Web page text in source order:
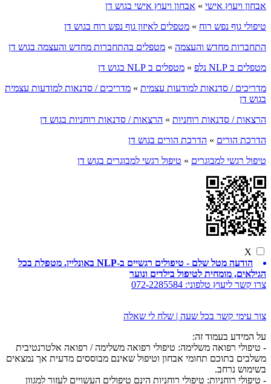
אבחון ויעוץ אישי » אבחון ויעוץ אישי בגוש דן
טיפולי גוף נפש רוח » מטפלים לאיזון גוף נפש רוח בגוש דן
התחברות מחדש והעצמה » מטפלים בהתחברות מחדש והעצמה בגוש דן
מטפלים ב NLP נלפ
» מטפלים ב NLP בגוש דן
מדריכים / סדנאות למודעות עצמית » מדריכים / סדנאות למודעות עצמית
בגוש דן
הרצאות / סדנאות רוחניות » הרצאות / סדנאות רוחניות בגוש דן
הדרכת הורים » הדרכת הורים בגוש דן
טיפול רגשי למבוגרים » טיפול רגשי למבוגרים בגוש דן
X
הודעה מטל שלם - טיפולים רגשיים ב-NLP באונליין. מטפלת בכל
הגילאים, מומחית לטיפול בילדים ונוער
צרו קשר ליעוץ טלפוני: 072-2285584
צור עימי קשר בכל שעה | שלח לי שאלה
על המידע בעמוד זה:
- טיפולי רפואה משלימה: טיפולי רפואה משלימה / רפואה אלטרנטיבית
משלבים בתוכם תחומי אבחון וטיפול שאינם מבוססים מדעית אך נמצאים
בשימוש נרחב.
- טיפולי רוחניות: טיפולי רוחניות הינם טיפולים העשויים לעזור למגוון